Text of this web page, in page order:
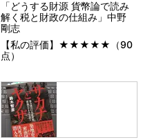
「どうする財源 貨幣論で読み
解く税と財政の仕組み」中野
剛志
【私の評価】★★★★★（90
点）